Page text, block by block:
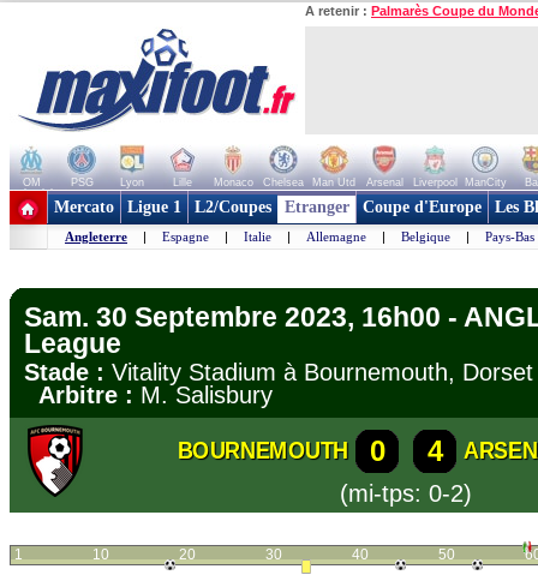
A retenir : Palmarès Coupe du
OM PSG Lyon Lille Monaco Chelsea Man Utd Arsenal Liverpool ManCity
+ de clubs
Mercato Ligue 1 L2/Coupes Etranger Coupe d'Europe Les
Angleterre | Espagne | Italie | Allemagne | Belgique | Pays-Bas
Sam. 30 Septembre 2023, 16h00 -
League
Stade : Vitality Stadium à Bournemouth,
Arbitre : M. Salisbury
BOURNEMOUTH 0 4
(mi-tps: 0-2)
1 10 20 30 40 50